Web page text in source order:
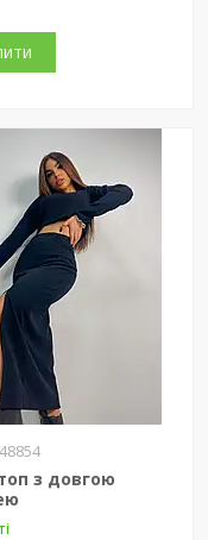
з довгою